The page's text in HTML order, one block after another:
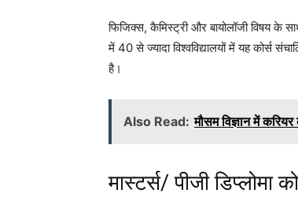
फिजिक्स, कैमिस्ट्री और बायोलॉजी विषय के
में 40 से ज्यादा विश्वविद्यालयों में यह कोर्स
है।
Also Read: मौसम विज्ञान में
मास्टर्स/ पीजी डिप्लोमा